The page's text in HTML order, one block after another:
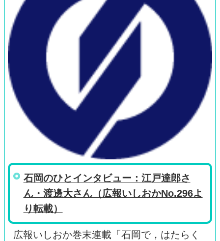
石岡のひとインタビュー：江戸達郎さ
ん・渡邊大さん（広報いしおかNo.296よ
り転載）
広報いしおか巻末連載「石岡で，はたらく